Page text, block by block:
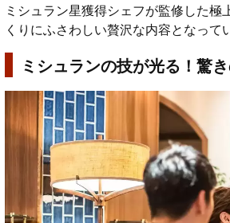
ミシュラン星獲得シェフが監修した
くりにふさわしい贅沢な内容となって
ミシュランの技が光る！驚